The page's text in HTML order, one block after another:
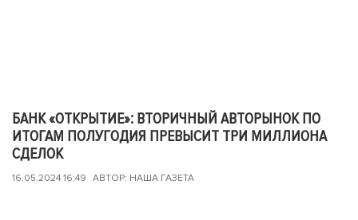
БАНК «ОТКРЫТИЕ»: ВТОРИЧНЫЙ АВТОРЫНОК ПО
ИТОГАМ ПОЛУГОДИЯ ПРЕВЫСИТ ТРИ МИЛЛИОНА
СДЕЛОК
16.05.2024 16:49 АВТОР: НАША ГАЗЕТА